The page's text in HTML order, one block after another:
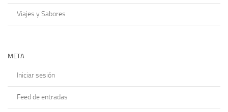
Viajes y Sabores
META
Iniciar sesión
Feed de entradas